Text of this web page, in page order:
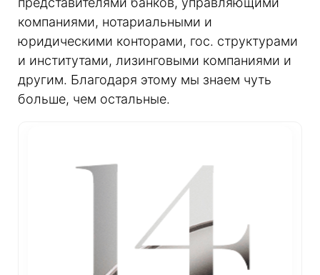
компаниями, нотариальными и
юридическими конторами, гос. структурами
и институтами, лизинговыми компаниями и
другим. Благодаря этому мы знаем чуть
больше, чем остальные.